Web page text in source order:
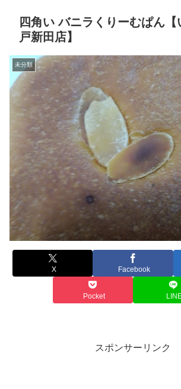
四角い バニラくりーむぱん【
戸新田店】
未分類
X Facebook
Pocket
スポンサーリンク